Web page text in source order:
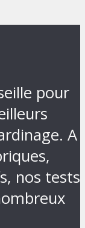
pour
A
nos tests